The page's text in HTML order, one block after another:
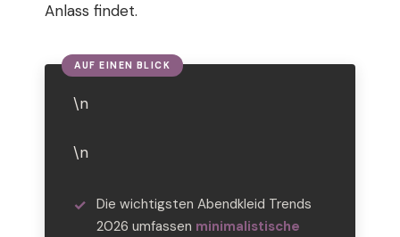
Anlass findet.
\n
\n
Die wichtigsten Abendkleid Trends
2026 umfassen minimalistische